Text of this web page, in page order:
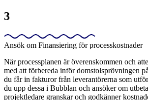
3
Ansök om Finansiering för processkostnader
När processplanen är överenskommen och
med att förbereda inför domstolsprövningen
du får in fakturor från leverantörerna som
du upp dessa i Bubblan och ansöker om
projektledare granskar och godkänner